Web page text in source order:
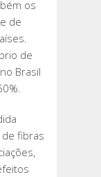
os
de
de
Brasil
fibras